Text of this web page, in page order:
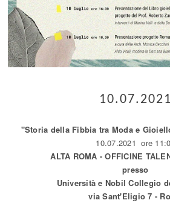
10.07.2021
"Storia della Fibbia tra Moda e
10.07.2021 ore
ALTA ROMA - OFFICINE
presso
Università e Nobil Collegio
via Sant'Eligio 7 -